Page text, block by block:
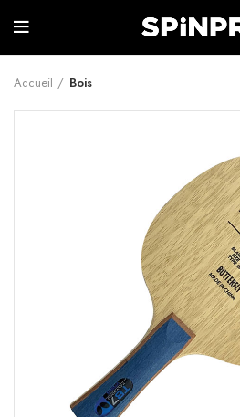
Accueil Bois